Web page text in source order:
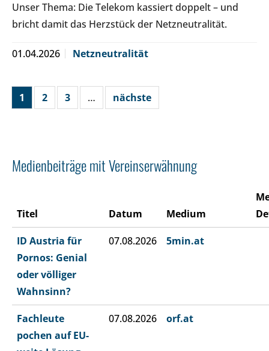
Unser Thema: Die Telekom kassiert doppelt – und
bricht damit das Herzstück der Netzneutralität.
01.04.2026 Netzneutralität
1 2 3 … nächste
Medienbeiträge mit Vereinserwähnung
Titel Datum Medium
ID Austria für
Pornos: Genial
oder völliger
Wahnsinn?
07.08.2026 5min.at
Fachleute
pochen auf EU-
07.08.2026 orf.at